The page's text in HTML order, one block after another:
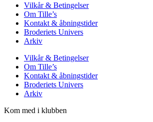
Vilkår & Betingelser
Om Tille’s
Kontakt & åbningstider
Broderiets Univers
Arkiv
Vilkår & Betingelser
Om Tille’s
Kontakt & åbningstider
Broderiets Univers
Arkiv
Kom med i klubben